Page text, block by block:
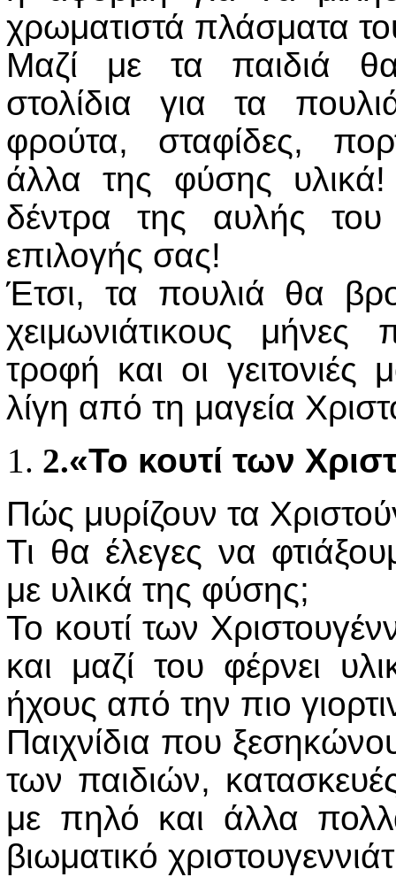
χρωματιστά πλάσματα
Μαζί με τα παιδιά
στολίδια για τα
φρούτα, σταφίδες,
άλλα της φύσης
δέντρα της αυλής
επιλογής σας!
Έτσι, τα πουλιά θα
χειμωνιάτικους
τροφή και οι
λίγη από τη μαγεία
2.«Το κουτί των
Πώς μυρίζουν τα
Τι θα έλεγες να
με υλικά της φύσης;
Το κουτί των
και μαζί του φέρνει
ήχους από την πιο
Παιχνίδια που
των παιδιών,
με πηλό και άλλα
βιωματικό